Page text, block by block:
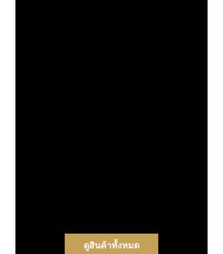
ดูสินค้าทั้งหมด